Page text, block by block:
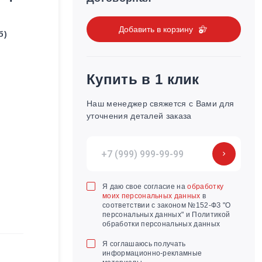
Добавить в корзину
Купить в 1 клик
Наш менеджер свяжется с Вами для
уточнения деталей заказа
Я даю свое согласие наобработку
моих персональных данных в
соответствии с законом №152-ФЗ "О
персональных данных" и Политикой
обработки персональных данных
Я соглашаюсь получать
информационно-рекламные